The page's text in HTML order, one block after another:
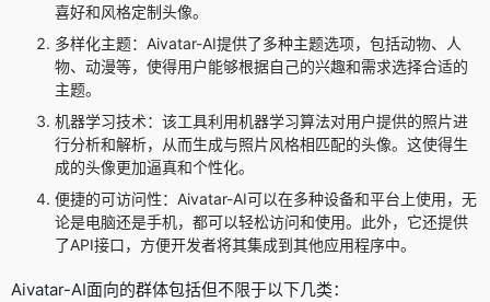
喜好和风格定制头像。
多样化主题：Aivatar-AI提供了多种主题选项，包括动物、人
物、动漫等，使得用户能够根据自己的兴趣和需求选择合适的
主题。
机器学习技术：该工具利用机器学习算法对用户提供的照片进
行分析和解析，从而生成与照片风格相匹配的头像。这使得生
成的头像更加逼真和个性化。
便捷的可访问性：Aivatar-AI可以在多种设备和平台上使用，无
论是电脑还是手机，都可以轻松访问和使用。此外，它还提供
了API接口，方便开发者将其集成到其他应用程序中。
Aivatar-AI面向的群体包括但不限于以下几类：